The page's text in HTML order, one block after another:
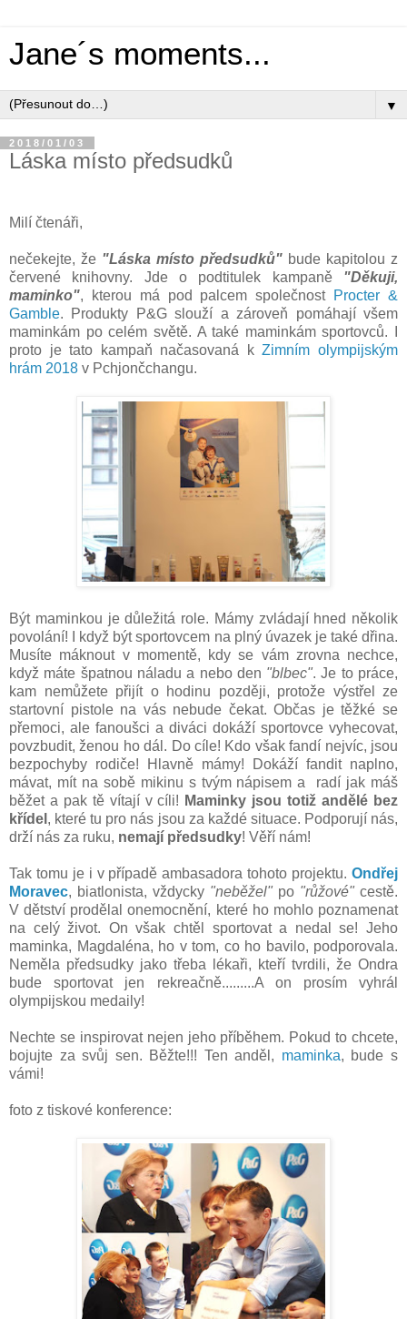
Jane´s moments...
▼
2018/01/03
Láska místo předsudků
Milí čtenáři,
nečekejte, že "Láska místo předsudků" bude kapitolou z
červené knihovny. Jde o podtitulek kampaně "Děkuji,
maminko", kterou má pod palcem společnost Procter &
Gamble. Produkty P&G slouží a zároveň pomáhají všem
maminkám po celém světě. A také maminkám sportovců. I
proto je tato kampaň načasovaná kZimním olympijským
hrám 2018 v Pchjončchangu.
Být maminkou je důležitá role. Mámy zvládají hned několik
povolání! I když být sportovcem na plný úvazek je také dřina.
Musíte máknout v momentě, kdy se vám zrovna nechce,
když máte špatnou náladu a nebo den "blbec". Je to práce,
kam nemůžete přijít o hodinu později, protože výstřel ze
startovní pistole na vás nebude čekat. Občas je těžké se
přemoci, ale fanoušci a diváci dokáží sportovce vyhecovat,
povzbudit, ženou ho dál. Do cíle! Kdo však fandí nejvíc, jsou
bezpochyby rodiče! Hlavně mámy! Dokáží fandit naplno,
mávat, mít na sobě mikinu s tvým nápisem a radí jak máš
běžet a pak tě vítají v cíli! Maminky jsou totiž andělé bez
křídel , které tu pro nás jsou za každé situace. Podporují nás,
drží nás za ruku, nemají předsudky! Věří nám!
Tak tomu je i v případě ambasadora tohoto projektu. Ondřej
Moravec, biatlonista, vždycky "neběžel" po "růžové" cestě.
V dětství prodělal onemocnění, které ho mohlo poznamenat
na celý život. On však chtěl sportovat a nedal se! Jeho
maminka, Magdaléna, ho v tom, co ho bavilo, podporovala.
Neměla předsudky jako třeba lékaři, kteří tvrdili, že Ondra
bude sportovat jen rekreačně.........A on prosím vyhrál
olympijskou medaily!
Nechte se inspirovat nejen jeho příběhem. Pokud to chcete,
bojujte za svůj sen. Běžte!!! Ten anděl, maminka, bude s
vámi!
foto z tiskové konference: